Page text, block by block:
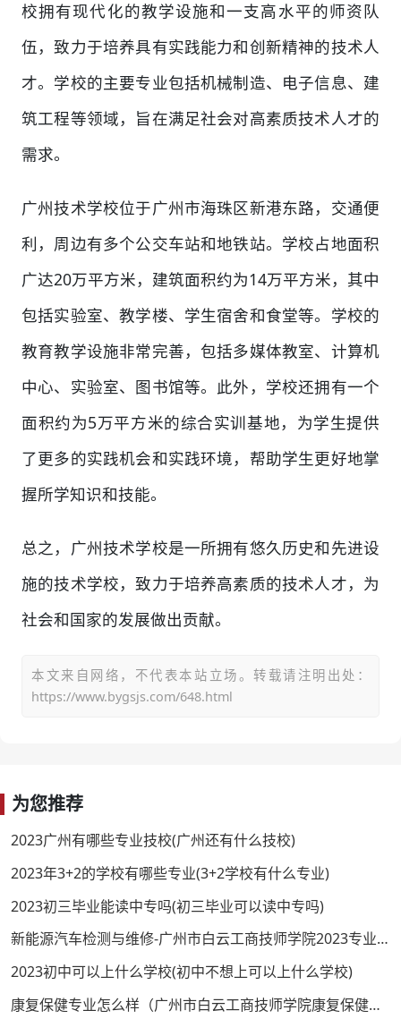
校拥有现代化的教学设施和一支高水平的师资队
伍，致力于培养具有实践能力和创新精神的技术人
才。学校的主要专业包括机械制造、电子信息、建
筑工程等领域，旨在满足社会对高素质技术人才的
需求。
广州技术学校位于广州市海珠区新港东路，交通便
利，周边有多个公交车站和地铁站。学校占地面积
广达20万平方米，建筑面积约为14万平方米，其中
包括实验室、教学楼、学生宿舍和食堂等。学校的
教育教学设施非常完善，包括多媒体教室、计算机
中心、实验室、图书馆等。此外，学校还拥有一个
面积约为5万平方米的综合实训基地，为学生提供
了更多的实践机会和实践环境，帮助学生更好地掌
握所学知识和技能。
总之，广州技术学校是一所拥有悠久历史和先进设
施的技术学校，致力于培养高素质的技术人才，为
社会和国家的发展做出贡献。
本文来自网络，不代表本站立场。转载请注明出处：
https://www.bygsjs.com/648.html
为您推荐
2023广州有哪些专业技校(广州还有什么技校)
2023年3+2的学校有哪些专业(3+2学校有什么专业)
2023初三毕业能读中专吗(初三毕业可以读中专吗)
新能源汽车检测与维修-广州市白云工商技师学院2023专业介绍
2023初中可以上什么学校(初中不想上可以上什么学校)
康复保健专业怎么样（广州市白云工商技师学院康复保健专业介绍）